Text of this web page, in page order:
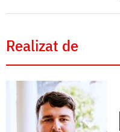
Realizat de